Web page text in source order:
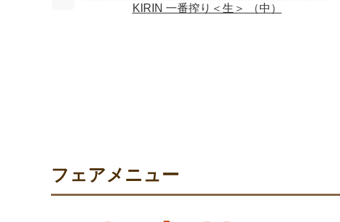
KIRIN 一番搾り＜生＞ （中）
フェアメニュー